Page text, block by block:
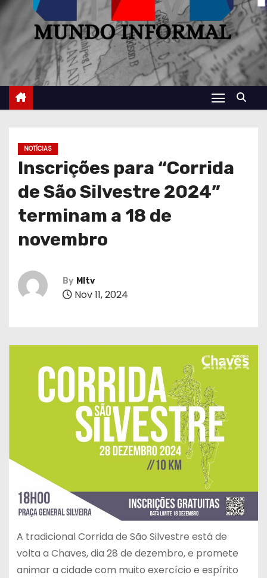
NOTÍCIAS
Inscrições para “Corrida
de São Silvestre 2024”
terminam a 18 de
novembro
By MItv
Nov 11, 2024
A tradicional Corrida de São Silvestre está de
volta a Chaves, dia 28 de dezembro, e promete
animar a cidade com muito exercício e espírito